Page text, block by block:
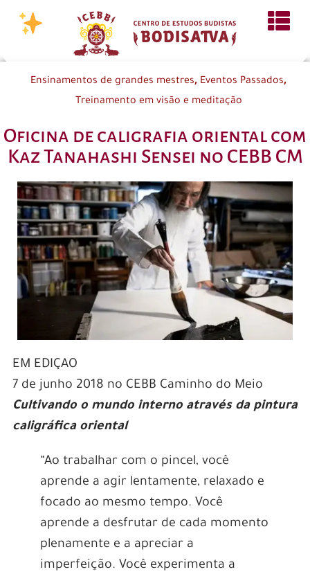
Ensinamentos de grandes mestres, Eventos Passados,
Treinamento em visão e meditação
Oficina de caligrafia oriental com
Kaz Tanahashi Sensei no CEBB CM
EM EDIÇAO
7 de junho 2018 no CEBB Caminho do Meio
Cultivando o mundo interno através da pintura
caligráfica oriental
“Ao trabalhar com o pincel, você
aprende a agir lentamente, relaxado e
focado ao mesmo tempo. Você
aprende a desfrutar de cada momento
plenamente e a apreciar a
imperfeição. Você experimenta a